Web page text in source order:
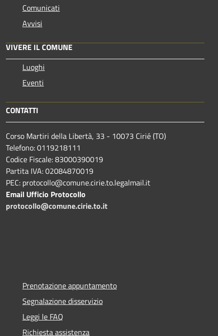
Comunicati
Avvisi
VIVERE IL COMUNE
Luoghi
Eventi
CONTATTI
Corso Martiri della Libertà, 33 - 10073 Cirié (TO)
Telefono: 0119218111
Codice Fiscale: 83000390019
Partita IVA: 02084870019
PEC: protocollo@comune.cirie.to.legalmail.it
Email Ufficio Protocollo
protocollo@comune.cirie.to.it
Prenotazione appuntamento
Segnalazione disservizio
Leggi le FAQ
Richiesta assistenza